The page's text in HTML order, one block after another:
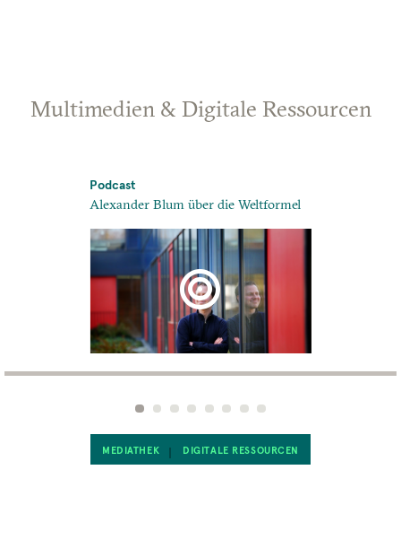
Multimedien & Digitale Ressourcen
Podcast
Alexander Blum über die Weltformel
MEDIATHEK DIGITALE RESSOURCEN